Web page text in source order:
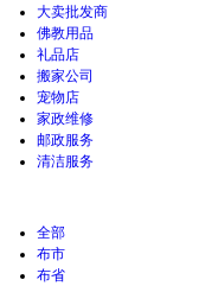
大卖批发商
佛教用品
礼品店
搬家公司
宠物店
家政维修
邮政服务
清洁服务
全部
布市
布省